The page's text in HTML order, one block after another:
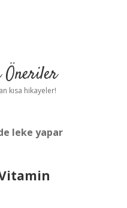
kısa hikayeler!
leke yapar